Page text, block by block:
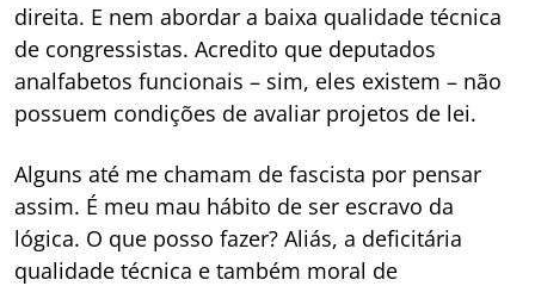
direita. E nem abordar a baixa qualidade técnica
de congressistas. Acredito que deputados
analfabetos funcionais – sim, eles existem – não
possuem condições de avaliar projetos de lei.
Alguns até me chamam de fascista por pensar
assim. É meu mau hábito de ser escravo da
lógica. O que posso fazer? Aliás, a deficitária
qualidade técnica e também moral de